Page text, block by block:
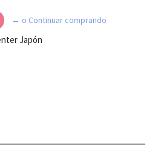
← o Continuar comprando
Japón